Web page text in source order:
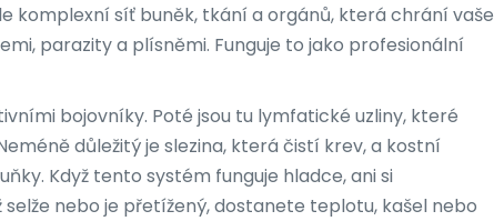
komplexní síť buněk, tkání a orgánů, která chrání vaše
parazity a plísněmi. Funguje to jako profesionální
bojovníky. Poté jsou tu lymfatické uzliny, které
důležitý je slezina, která čistí krev, a kostní
Když tento systém funguje hladce, ani si
nebo je přetížený, dostanete teplotu, kašel nebo